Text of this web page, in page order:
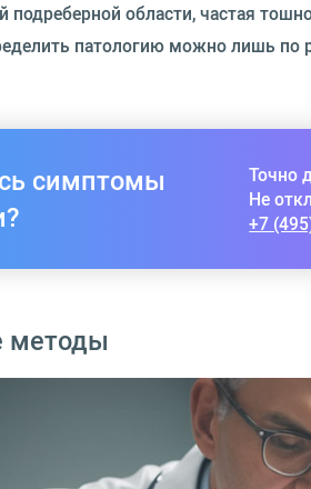
подреберной области, частая
патологию можно лишь по
симптомы
Точно
Не
+7
методы